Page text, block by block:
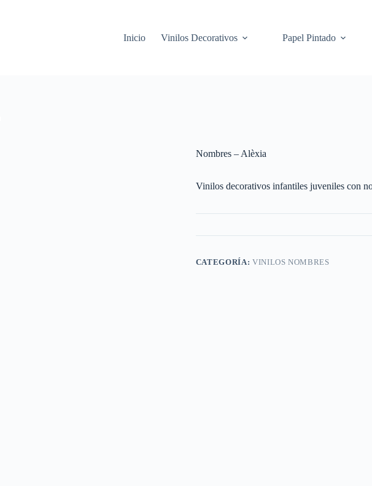
Inicio
Vinilos Decorativos Papel Pintado
Nombres – Alèxia
Vinilos decorativos infantiles juveniles con
CATEGORÍA: VINILOS NOMBRES